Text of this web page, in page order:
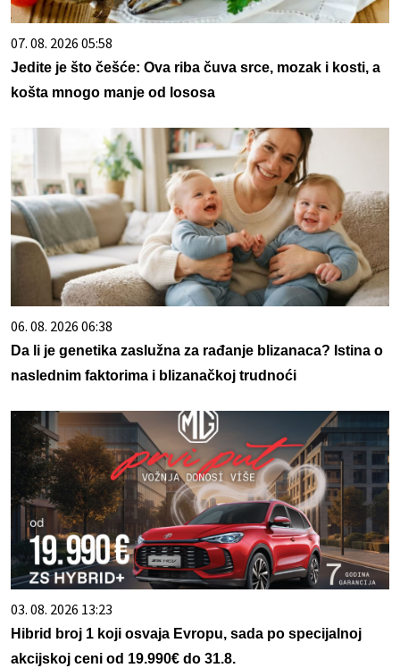
07. 08. 2026 05:58
Jedite je što češće: Ova riba čuva srce, mozak i kosti, a
košta mnogo manje od lososa
06. 08. 2026 06:38
Da li je genetika zaslužna za rađanje blizanaca? Istina o
naslednim faktorima i blizanačkoj trudnoći
03. 08. 2026 13:23
Hibrid broj 1 koji osvaja Evropu, sada po specijalnoj
akcijskoj ceni od 19.990€ do 31.8.